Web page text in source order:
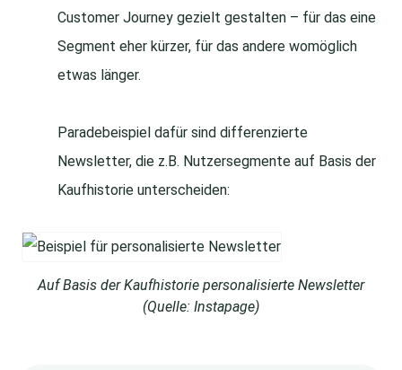
Customer Journey gezielt gestalten – für das eine
Segment eher kürzer, für das andere womöglich
etwas länger.
Paradebeispiel dafür sind differenzierte
Newsletter, die z.B. Nutzersegmente auf Basis der
Kaufhistorie unterscheiden:
Auf Basis der Kaufhistorie personalisierte Newsletter
(Quelle: Instapage)